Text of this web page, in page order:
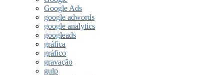
Google Ads
google adwords
google analytics
googleads
gráfica
gráfico
gravação
gulp